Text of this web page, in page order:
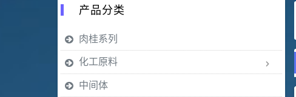
产品分类
肉桂系列
化工原料
中间体